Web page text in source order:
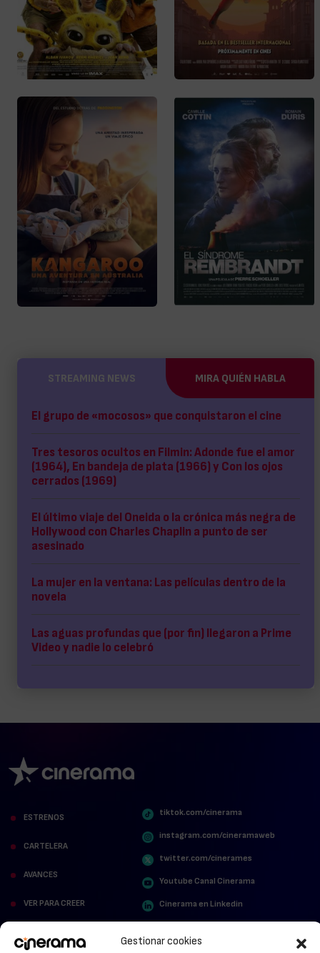
Gestionar cookies
STREAMING NEWS MIRA QUIÉN HABLA
El grupo de «mocosos» que conquistaron el cine
Tres tesoros ocultos en Filmin: Adonde fue el amor
(1964), En bandeja de plata (1966) y Con los ojos
cerrados (1969)
El último viaje del Oneida o la crónica más negra de
Hollywood con Charles Chaplin a punto de ser
asesinado
La mujer en la ventana: Las películas dentro de la
novela
Las aguas profundas que (por fin) llegaron a Prime
Video y nadie lo celebró
ESTRENOS
CARTELERA
AVANCES
VER PARA CREER
tiktok.com/cinerama
instagram.com/cineramaweb
twitter.com/cinerames
Youtube Canal Cinerama
Cinerama en Linkedin